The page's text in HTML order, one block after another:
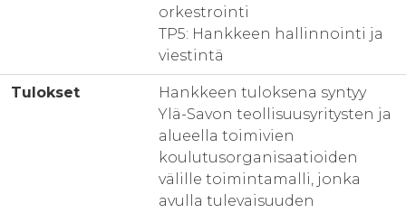
orkestrointi
TP5: Hankkeen hallinnointi ja
viestintä
Tulokset
Hankkeen tuloksena syntyy
Ylä-Savon teollisuusyritysten ja
alueella toimivien
koulutusorganisaatioiden
välille toimintamalli, jonka
avulla tulevaisuuden